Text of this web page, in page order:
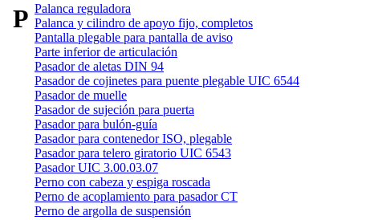
PPalanca reguladora
Palanca y cilindro de apoyo fijo, completos
Pantalla plegable para pantalla de aviso
Parte inferior de articulación
Pasador de aletas DIN 94
Pasador de cojinetes para puente plegable UIC 6544
Pasador de muelle
Pasador de sujeción para puerta
Pasador para bulón-guía
Pasador para contenedor ISO, plegable
Pasador para telero giratorio UIC 6543
Pasador UIC 3.00.03.07
Perno con cabeza y espiga roscada
Perno de acoplamiento para pasador CT
Perno de argolla de suspensión